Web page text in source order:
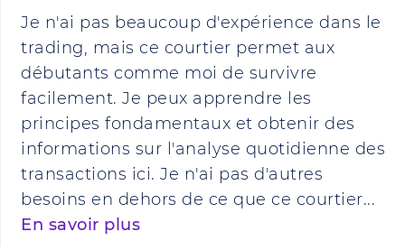
Je n'ai pas beaucoup d'expérience dans le
trading, mais ce courtier permet aux
débutants comme moi de survivre
facilement. Je peux apprendre les
principes fondamentaux et obtenir des
informations sur l'analyse quotidienne des
transactions ici. Je n'ai pas d'autres
besoins en dehors de ce que ce courtier...
En savoir plus